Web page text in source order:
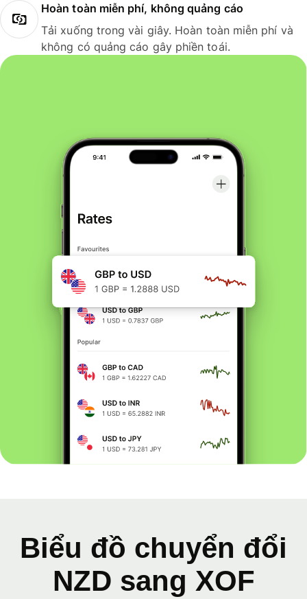
Hoàn toàn miễn phí, không quảng cáo
Tải xuống trong vài giây. Hoàn toàn miễn phí và
không có quảng cáo gây phiền toái.
Biểu đồ chuyển đổi
NZD sang XOF